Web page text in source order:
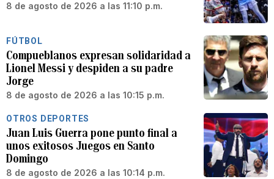
8 de agosto de 2026 a las 11:10 p.m.
FÚTBOL
Compueblanos expresan solidaridad a
Lionel Messi y despiden a su padre
Jorge
8 de agosto de 2026 a las 10:15 p.m.
OTROS DEPORTES
Juan Luis Guerra pone punto final a
unos exitosos Juegos en Santo
Domingo
8 de agosto de 2026 a las 10:14 p.m.